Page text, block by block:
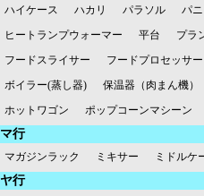
ハイケース ハカリ パラソル
パ
ヒートランプウォーマー
平台
プラ
フードスライサー
フードプロセッサー
ボイラー(蒸し器)
保温器（肉まん機）
ホットワゴン
ポップコーンマシーン
マ行
マガジンラック ミキサー ミドルケ
ヤ行